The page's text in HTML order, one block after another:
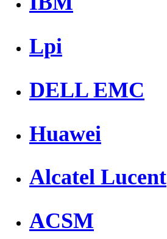
Lpi
DELL EMC
Huawei
Alcatel Lucent
ACSM